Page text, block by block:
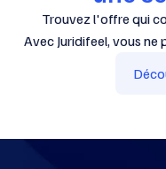
Trouvez l'offre qui
Avec Juridifeel, vous